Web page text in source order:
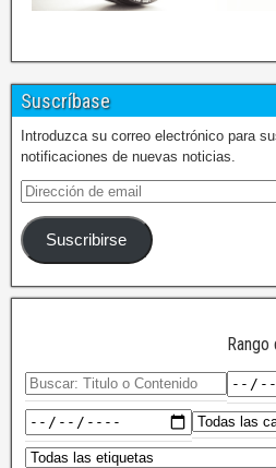
Suscríbase
Introduzca su correo electrónico para
notificaciones de nuevas noticias.
Suscribirse
Rango